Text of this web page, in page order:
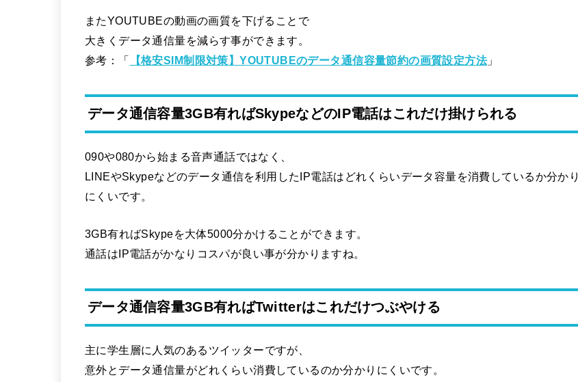
またYOUTUBEの動画の画質を下げることで
大きくデータ通信量を減らす事ができます。
参考：「 【格安SIM制限対策】YOUTUBEのデータ通信容量節約の画質設定方法」
データ通信容量3GB有ればSkypeなどのIP電話はこれだけ掛けられる
090や080から始まる音声通話ではなく、
LINEやSkypeなどのデータ通信を利用したIP電話はどれくらいデータ容量を消費しているか分かり
にくいです。
3GB有ればSkypeを大体5000分かけることができます。
通話はIP電話がかなりコスパが良い事が分かりますね。
データ通信容量3GB有ればTwitterはこれだけつぶやける
主に学生層に人気のあるツイッターですが、
意外とデータ通信量がどれくらい消費しているのか分かりにくいです。